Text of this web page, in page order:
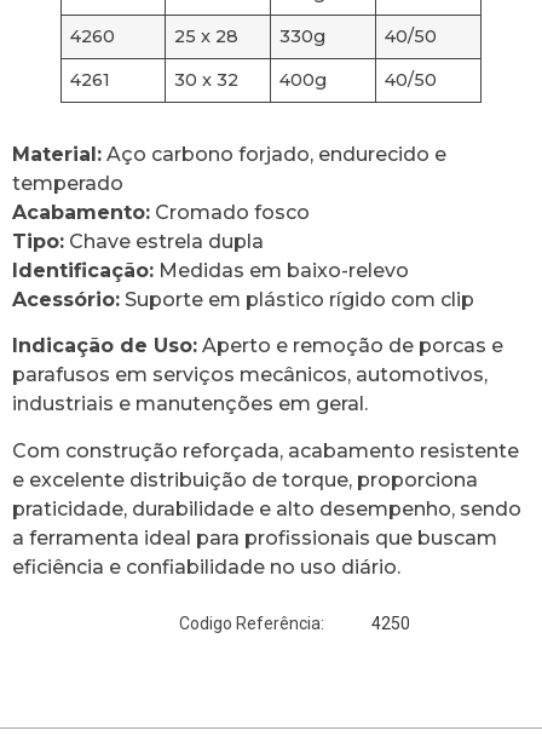
4260
25 x 28 330g
40/50
4261
30 x 32 400g 40/50
Material: Aço carbono forjado, endurecido e
temperado
Acabamento: Cromado fosco
Tipo: Chave estrela dupla
Identificação: Medidas em baixo-relevo
Acessório: Suporte em plástico rígido com clip
Indicação de Uso: Aperto e remoção de porcas e
parafusos em serviços mecânicos, automotivos,
industriais e manutenções em geral.
Com construção reforçada, acabamento resistente
e excelente distribuição de torque, proporciona
praticidade, durabilidade e alto desempenho, sendo
a ferramenta ideal para profissionais que buscam
eficiência e confiabilidade no uso diário.
Codigo Referência: 4250